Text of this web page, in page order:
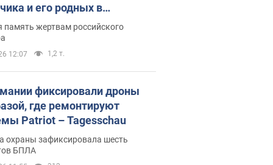
и его родных в
атаки РФ на Киевскую
Видео и фото
память жертвам российского
12:07 1,2 т.
фиксировали дроны
где ремонтируют
Patriot – Tagesschau
охраны зафиксировала шесть
БПЛА